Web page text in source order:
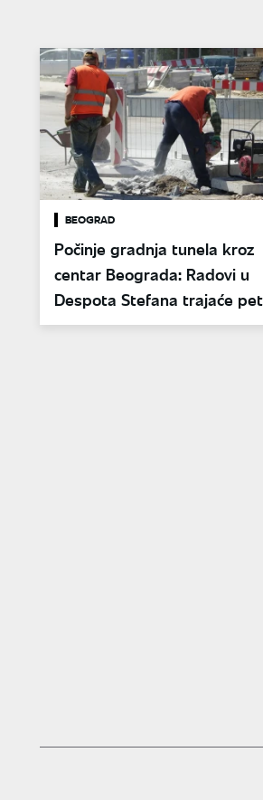
BEOGRAD
Počinje gradnja tunela kroz
centar Beograda: Radovi u
Despota Stefana trajaće pet
godina